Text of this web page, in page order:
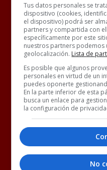
Tus datos personales se
dispositivo (cookies,
el dispositivo) podrá ser
partners y compartida con
específicamente por este
nuestros partners podemos
geolocalización. Lista de
Es posible que algunos
personales en virtud de un
puedes oponerte
En la parte inferior de esta
busca un enlace para
la configuración de
No